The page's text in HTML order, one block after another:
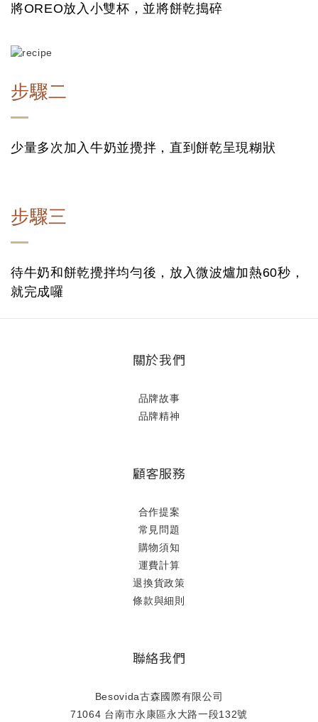
將OREO放入小雙杯，並將餅乾搗碎
步驟二
少量多次加入牛奶並攪拌，直到餅乾呈現糊狀
步驟三
待牛奶和餅乾攪拌均勻後，放入微波爐加熱60秒，
就完成囉
關於我們
品牌故事
品牌精神
顧客服務
合作提案
常見問題
購物須知
運費計算
退換貨政策
條款與細則
聯絡我們
Besovida古森國際有限公司
71064 台南市永康區永大路一段132號